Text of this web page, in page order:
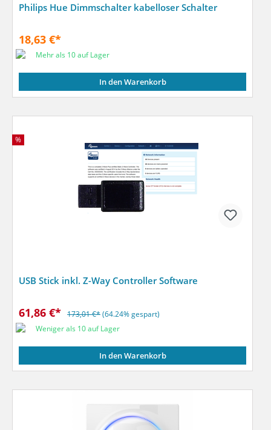
Philips Hue Dimmschalter kabelloser Schalter
18,63 €*
Mehr als 10 auf Lager
In den Warenkorb
%
USB Stick inkl. Z-Way Controller Software
61,86 €* 173,01 €*(64.24% gespart)
Weniger als 10 auf Lager
In den Warenkorb